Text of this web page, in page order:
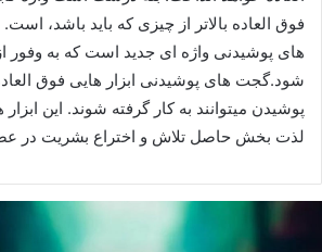
فوق العاده بالاتر از چیزی که باید باشد،
های پوشیدنی واژه ای جدید است که به وفور
شود.گجت های پوشیدنی ابزار هایی فوق
پوشیدن میتوانند به کار گرفته شوند. این
لذت بخش حاصل تلاش و اختراع بشریت در